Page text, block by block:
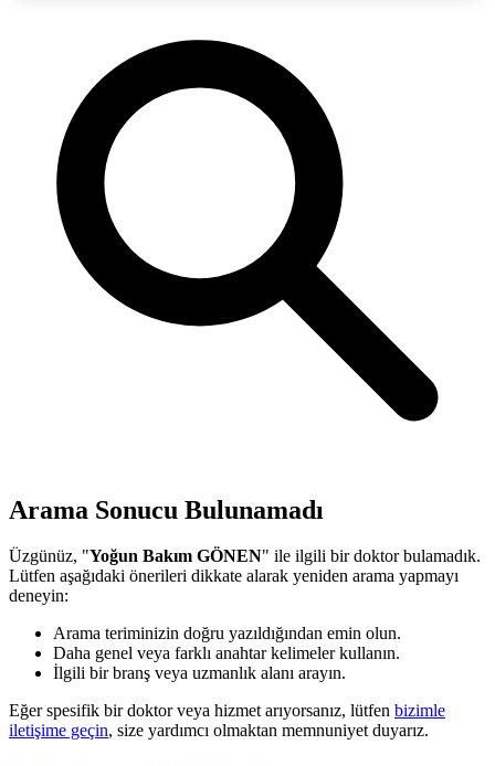
Arama Sonucu Bulunamadı
Üzgünüz, "Yoğun Bakım GÖNEN" ile ilgili bir doktor bulamadık.
Lütfen aşağıdaki önerileri dikkate alarak yeniden arama yapmayı
deneyin:
Arama teriminizin doğru yazıldığından emin olun.
Daha genel veya farklı anahtar kelimeler kullanın.
İlgili bir branş veya uzmanlık alanı arayın.
Eğer spesifik bir doktor veya hizmet arıyorsanız, lütfen bizimle
iletişime geçin, size yardımcı olmaktan memnuniyet duyarız.